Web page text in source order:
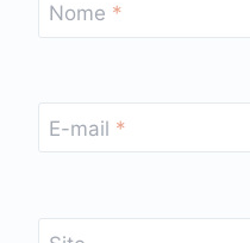
Nome *
E-mail *